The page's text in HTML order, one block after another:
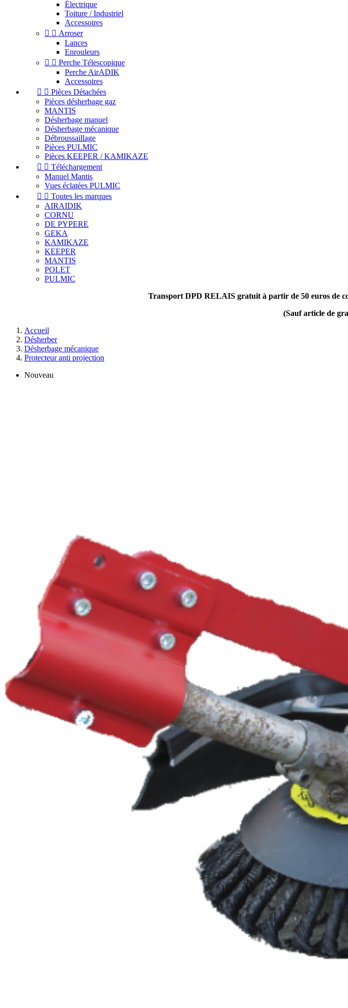
Électrique
Toiture / Industriel
Accessoires
  Arroser
Lances
Enrouleurs
  Perche Télescopique
Perche AirADIK
Accessoires
  Pièces Détachées
Pièces désherbage gaz
MANTIS
Désherbage manuel
Désherbage mécanique
Débroussaillage
Pièces PULMIC
Pièces KEEPER / KAMIKAZE
  Téléchargement
Manuel Mantis
Vues éclatées PULMIC
  Toutes les marques
AIRAIDIK
CORNU
DE PYPERE
GEKA
KAMIKAZE
KEEPER
MANTIS
POLET
PULMIC
Transport DPD RELAIS gratuit à partir de 50 euros de
(Sauf article de
Accueil
Désherber
Désherbage mécanique
Protecteur anti projection
Nouveau